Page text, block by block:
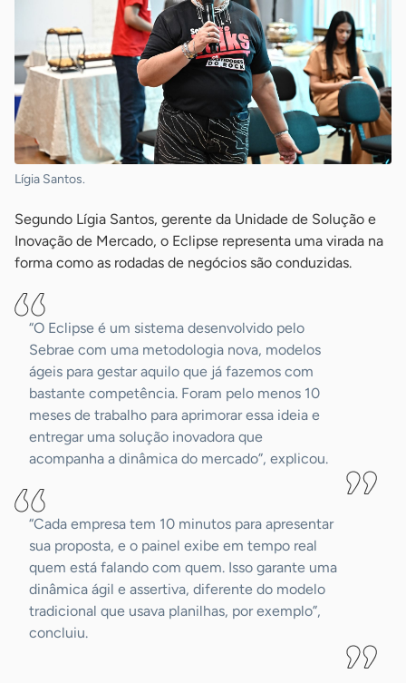
Lígia Santos.
Segundo Lígia Santos, gerente da Unidade de Solução e
Inovação de Mercado, o Eclipse representa uma virada na
forma como as rodadas de negócios são conduzidas.
“O Eclipse é um sistema desenvolvido pelo
Sebrae com uma metodologia nova, modelos
ágeis para gestar aquilo que já fazemos com
bastante competência. Foram pelo menos 10
meses de trabalho para aprimorar essa ideia e
entregar uma solução inovadora que
acompanha a dinâmica do mercado”, explicou.
“Cada empresa tem 10 minutos para apresentar
sua proposta, e o painel exibe em tempo real
quem está falando com quem. Isso garante uma
dinâmica ágil e assertiva, diferente do modelo
tradicional que usava planilhas, por exemplo”,
concluiu.